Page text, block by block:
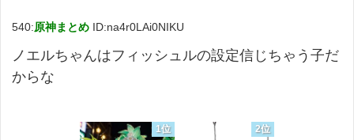
540:原神まとめ ID:na4r0LAi0NIKU
ノエルちゃんはフィッシュルの設定信じちゃう子だ
からな
1位 2位